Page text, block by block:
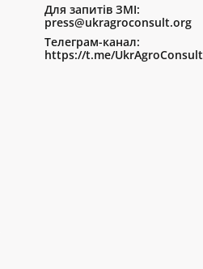
Для запитів ЗМІ:
press@ukragroconsult.org
Телеграм-канал:
https://t.me/UkrAgroConsult